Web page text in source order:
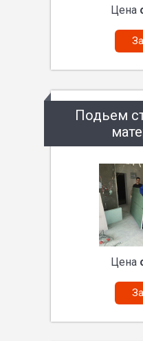
Цена
Подьем
Цена